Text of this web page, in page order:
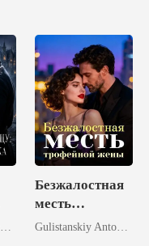
Gulistanskiy Antonova
Безжалостная
месть
трофейной
Gulistanskiy Antonova